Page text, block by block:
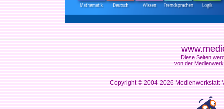
Diese Seiten
von der
Copyright © 2004-2026 Medienwerkstatt